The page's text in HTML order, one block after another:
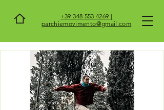
+39 348 553 4269 |
parchiemovimento@gmail.com